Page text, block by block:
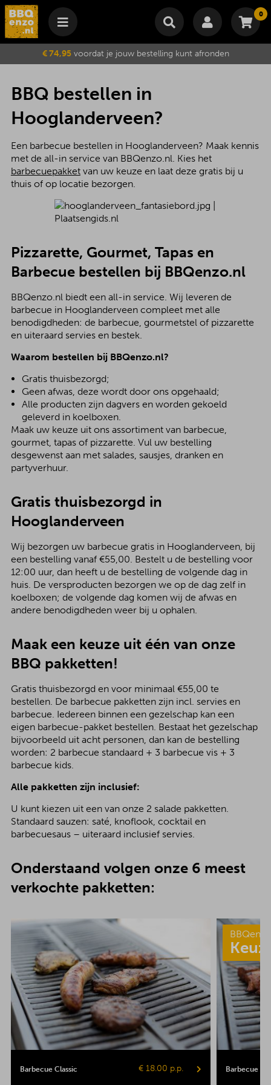
0
Winkelmand
Je winkelwagen is momenteel leeg.
Subtotaal €
Wijzig winkelmand
€ 74,95voordat je jouw bestelling kunt afronden
BBQ bestellen in
Hooglanderveen?
Een barbecue bestellen in Hooglanderveen? Maak kennis
met de all-in service van BBQenzo.nl. Kies het
barbecuepakketvan uw keuze en laat deze gratis bij u
thuis of op locatie bezorgen.
Pizzarette, Gourmet, Tapas en
Barbecue bestellen bij BBQenzo.nl
BBQenzo.nl biedt een all-in service. Wij leveren de
barbecue in Hooglanderveen compleet met alle
benodigdheden: de barbecue, gourmetstel of pizzarette
en uiteraard servies en bestek.
Waarom bestellen bij BBQenzo.nl?
Gratis thuisbezorgd;
Geen afwas, deze wordt door ons opgehaald;
Alle producten zijn dagvers en worden gekoeld
geleverd in koelboxen.
Maak uw keuze uit ons assortiment van barbecue,
gourmet, tapas of pizzarette. Vul uw bestelling
desgewenst aan met salades, sausjes, dranken en
partyverhuur.
Gratis thuisbezorgd in
Hooglanderveen
Wij bezorgen uw barbecue gratis in Hooglanderveen, bij
een bestelling vanaf €55,00. Bestelt u de bestelling voor
12:00 uur, dan heeft u de bestelling de volgende dag in
huis. De versproducten bezorgen we op de dag zelf in
koelboxen; de volgende dag komen wij de afwas en
andere benodigdheden weer bij u ophalen.
Maak een keuze uit één van onze
BBQ pakketten!
Gratis thuisbezorgd en voor minimaal €55,00 te
bestellen. De barbecue pakketten zijn incl. servies en
barbecue. Iedereen binnen een gezelschap kan een
eigen barbecue-pakket bestellen. Bestaat het gezelschap
bijvoorbeeld uit acht personen, dan kan de bestelling
worden: 2 barbecue standaard + 3 barbecue vis + 3
barbecue kids.
Alle pakketten zijn inclusief:
U kunt kiezen uit een van onze 2 salade pakketten.
Standaard sauzen: saté, knoflook, cocktail en
barbecuesaus – uiteraard inclusief servies.
Onderstaand volgen onze 6 meest
verkochte pakketten:
Barbecue Classic € 18.00 p.p. Barbecue